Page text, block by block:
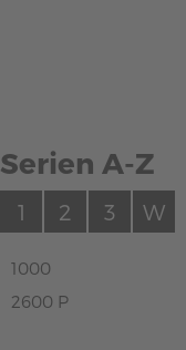
Serien A-Z
1 2 3 W
1000
2600 P